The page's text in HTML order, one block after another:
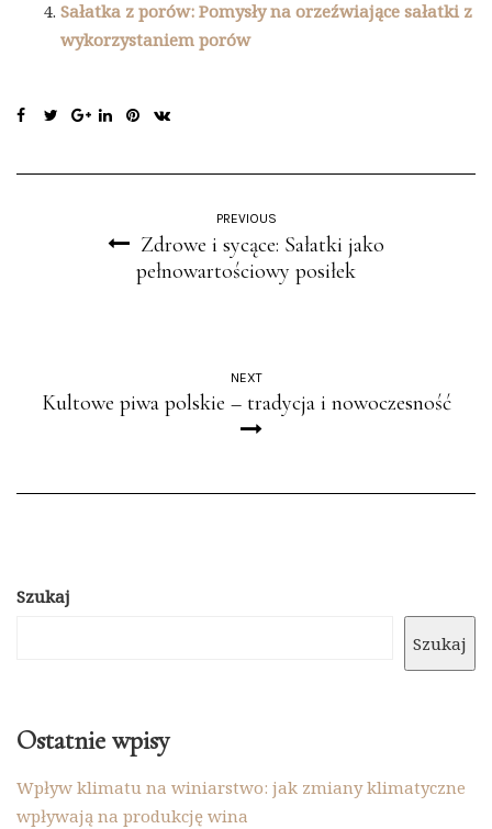
Sałatka z porów: Pomysły na orzeźwiające sałatki z
wykorzystaniem porów
PREVIOUS
Zdrowe i sycące: Sałatki jako
pełnowartościowy posiłek
NEXT
Kultowe piwa polskie – tradycja i nowoczesność
Szukaj
Szukaj
Ostatnie wpisy
Wpływ klimatu na winiarstwo: jak zmiany klimatyczne
wpływają na produkcję wina